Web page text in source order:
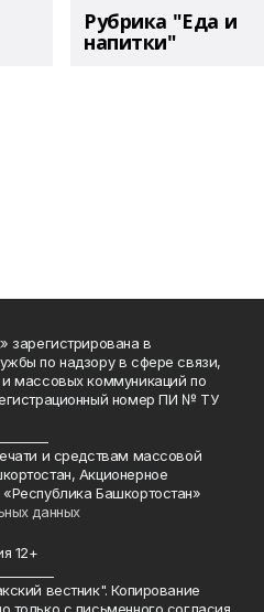
Рубрика "Еда и
напитки"
зарегистрирована в
по надзору в сфере связи,
массовых коммуникаций по
номер ПИ № ТУ
и средствам массовой
Акционерное
Башкортостан»
данных
12+
вестник". Копирование
только с письменного согласия